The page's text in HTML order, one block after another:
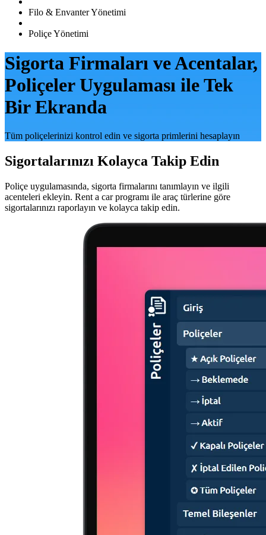
Filo & Envanter Yönetimi
Poliçe Yönetimi
Sigorta Firmaları ve Acentalar,
Poliçeler Uygulaması ile Tek
Bir Ekranda
Tüm poliçelerinizi kontrol edin ve sigorta primlerini hesaplayın
Sigortalarınızı Kolayca Takip Edin
Poliçe uygulamasında, sigorta firmalarını tanımlayın ve ilgili
acenteleri ekleyin. Rent a car programı ile araç türlerine göre
sigortalarınızı raporlayın ve kolayca takip edin.